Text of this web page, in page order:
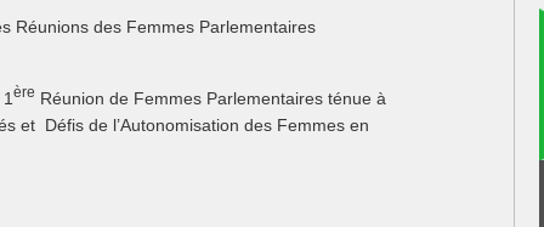
Réunions des Femmes Parlementaires
ère Réunion de Femmes Parlementaires ténue à
et Défis de l’Autonomisation des Femmes en